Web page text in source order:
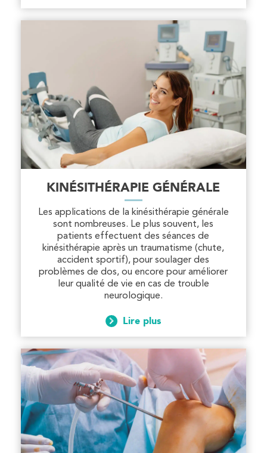
KINÉSITHÉRAPIE GÉNÉRALE
Les applications de la kinésithérapie générale
sont nombreuses. Le plus souvent, les
patients effectuent des séances de
kinésithérapie après un traumatisme (chute,
accident sportif), pour soulager des
problèmes de dos, ou encore pour améliorer
leur qualité de vie en cas de trouble
neurologique.
Lire plus
PRENEZ RDV SUR